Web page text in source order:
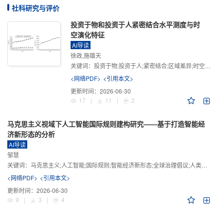
社科研究与评价
投资于物和投资于人紧密结合水平测度与时
空演化特征
AI导读
徐政,施雄天
关键词： 投资于物;投资于人;紧密结合;区域差异;时空演化
<网络PDF> <引用本文>
更新时间： 2026-06-30
17
| 11 | 2
马克思主义视域下人工智能国际规则建构研究——基于打造智能经
济新形态的分析
AI导读
邹慧
关键词： 马克思主义;人工智能;国际规则;智能经济新形态;全球治理倡议;人类命运共同体
<网络PDF> <引用本文>
更新时间： 2026-06-30
9
| 3 | 4